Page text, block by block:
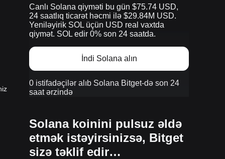
Canlı Solana qiyməti bu gün $75.74 USD,
24 saatlıq ticarət həcmi ilə $29.84M USD.
Yeniləyirik SOL üçün USD real vaxtda
qiymət. SOL edir 0% son 24 saatda.
İndi Solana alın
0 istifadəçilər alıb Solana Bitget-də son 24
saat ərzində
Solana koinini pulsuz əldə
etmək istəyirsinizsə, Bitget
sizə təklif edir…